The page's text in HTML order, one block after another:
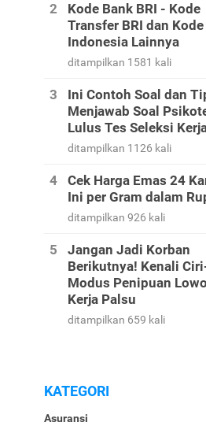
Kode Bank BRI - Kode
Transfer BRI dan
Indonesia Lainnya
ditampilkan 1581 kali
Ini Contoh Soal dan
Menjawab Soal
Lulus Tes Seleksi
ditampilkan 1126 kali
Cek Harga Emas 24
Ini per Gram dalam
ditampilkan 926 kali
Jangan Jadi Korban
Berikutnya! Kenali
Modus Penipuan
Kerja Palsu
ditampilkan 659 kali
KATEGORI
Asuransi